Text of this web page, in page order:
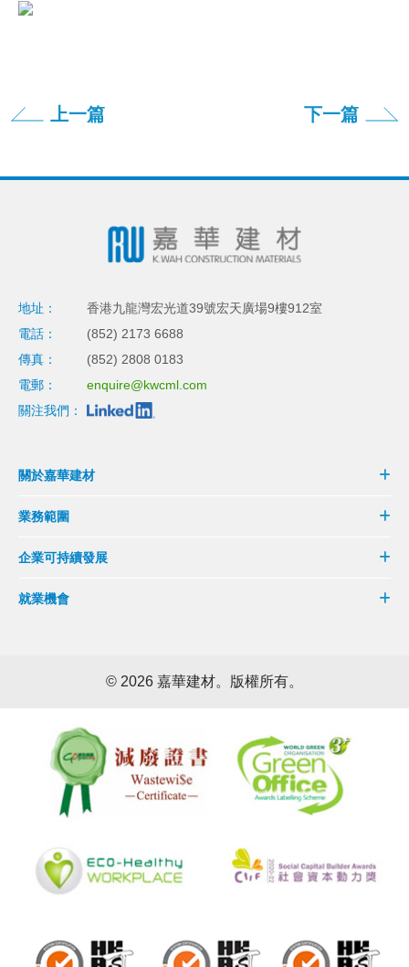
上一篇 下一篇
地址：
香港九龍灣宏光道39號宏天廣場9樓912室
電話：
(852) 2173 6688
傳真：
(852) 2808 0183
電郵：
enquire@kwcml.com
關注我們：
關於嘉華建材
業務範圍
企業可持續發展
就業機會
© 2026 嘉華建材。版權所有。